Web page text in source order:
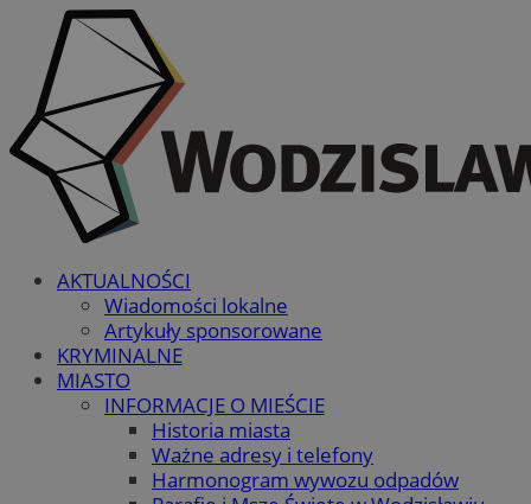
AKTUALNOŚCI
Wiadomości lokalne
Artykuły sponsorowane
KRYMINALNE
MIASTO
INFORMACJE O MIEŚCIE
Historia miasta
Ważne adresy i telefony
Harmonogram wywozu odpadów